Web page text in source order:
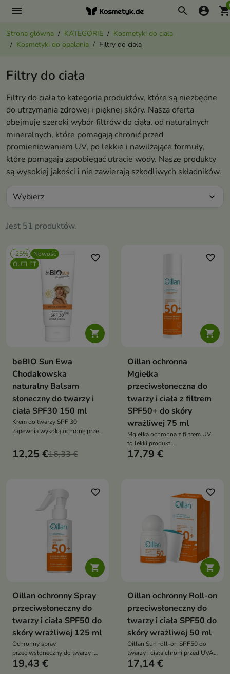
menu search account_circle
Strona główna KATEGORIE
Kosmetyki do ciała
Kosmetyki do opalania
Filtry do ciała
Filtry do ciała
Filtry do ciała to kategoria produktów, które są niezbędne
do utrzymania zdrowej i pięknej skóry. Nasza oferta
obejmuje szeroki wybór filtrów do ciała, od naturalnych
mineralnych, które pomagają chronić przed
promieniowaniem UV, po lekkie i nawilżające formuły,
które pomagają zapobiegać utracie wody. Nasze produkty
są wysokiej jakości i nie zawierają szkodliwych składników.
Jest 51 produktów.
Wybierz expand_more
-25%
Nowość
OUTLET

favorite_border
beBIO Sun Ewa
Chodakowska
naturalny Balsam
słoneczny do twarzy i
ciała SPF30 150 ml
Krem do twarzy SPF 30
zapewnia wysoką ochronę przed
jednocześnie wspierając
codzienną pielęgnację skóry.
przeciwsłonecznymi koi,
nawilża i pomaga chronić cerę
12,25 €16,33 €

favorite_border
Oillan ochronna
Mgiełka
przeciwsłoneczna do
twarzy i ciała z filtrem
SPF50+ do skóry
wrażliwej 75 ml
Mgiełka ochronna z filtrem UV
to lekki produkt
przeciwsłoneczny, który chroni,
17,79 €

favorite_border
Oillan ochronny Spray
przeciwsłoneczny do
twarzy i ciała SPF50 do
skóry wrażliwej 125 ml
Ochronny spray
przeciwsłoneczny do twarzy i
ciała SPF50 to produkt
19,43 €

favorite_border
Oillan ochronny Roll-on
przeciwsłoneczny do
twarzy i ciała SPF50 do
skóry wrażliwej 50 ml
Oillan Sun roll-on SPF50 do
twarzy i ciała chroni przed UVA,
UVB, IR i HEV, nawilża i
17,14 €